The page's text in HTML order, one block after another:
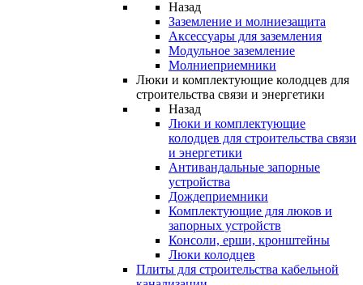
Назад
Заземление и молниезащита
Аксессуары для заземления
Модульное заземление
Молниеприемники
Люки и комплектующие колодцев для
строительства связи и энергетики
Назад
Люки и комплектующие
колодцев для строительства связи
и энергетики
Антивандальные запорные
устройства
Дождеприемники
Комплектующие для люков и
запорных устройств
Консоли, ерши, кронштейны
Люки колодцев
Плиты для строительства кабельной